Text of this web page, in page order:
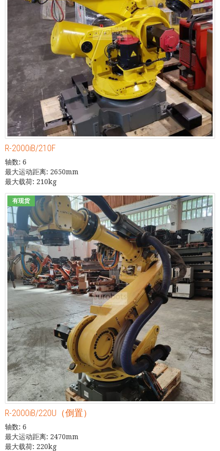
R-2000iB/210F
轴数: 6
最大运动距离: 2650mm
最大载荷: 210kg
有现货
R-2000iB/220U（倒置）
轴数: 6
最大运动距离: 2470mm
最大载荷: 220kg